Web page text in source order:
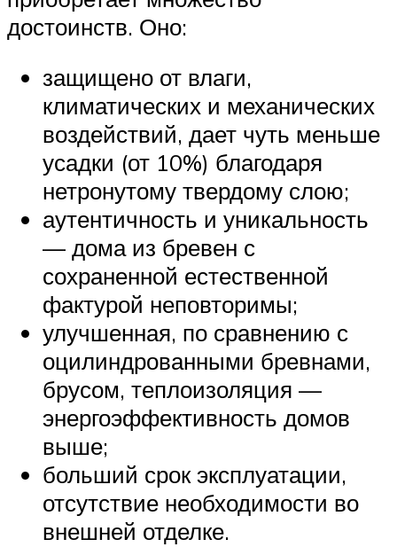
достоинств. Оно:
защищено от влаги,
климатических и механических
воздействий, дает чуть меньше
усадки (от 10%) благодаря
нетронутому твердому слою;
аутентичность и уникальность
— дома из бревен с
сохраненной естественной
фактурой неповторимы;
улучшенная, по сравнению с
оцилиндрованными бревнами,
брусом, теплоизоляция —
энергоэффективность домов
выше;
больший срок эксплуатации,
отсутствие необходимости во
внешней отделке.